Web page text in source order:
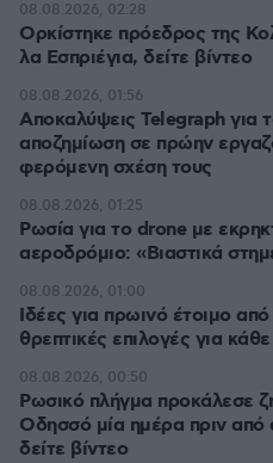
Ορκίστηκε πρόεδρος της
λα Εσπριέγια, δείτε βίντεο
08.08.2026, 02:28
Αποκαλύψεις Telegraph για
αποζημίωση σε πρώην
φερόμενη σχέση τους
08.08.2026, 01:56
Ρωσία για το drone με
αεροδρόμιο: «Βιαστικά
08.08.2026, 01:25
Ιδέες για πρωινό έτοιμο
θρεπτικές επιλογές για
08.08.2026, 01:00
Ρωσικό πλήγμα προκάλεσε
Οδησσό μία ημέρα πριν
δείτε βίντεο
08.08.2026, 00:50